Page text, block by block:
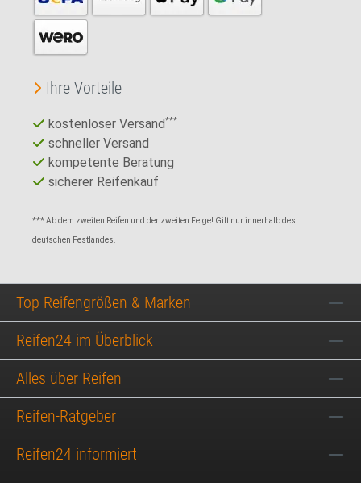
Ihre Vorteile
kostenloser Versand***
schneller Versand
kompetente Beratung
sicherer Reifenkauf
*** Ab dem zweiten Reifen und der zweiten Felge! Gilt nur innerhalb des
deutschen Festlandes.
Top Reifengrößen & Marken
Reifen24 im Überblick
Alles über Reifen
Reifen-Ratgeber
Reifen24 informiert